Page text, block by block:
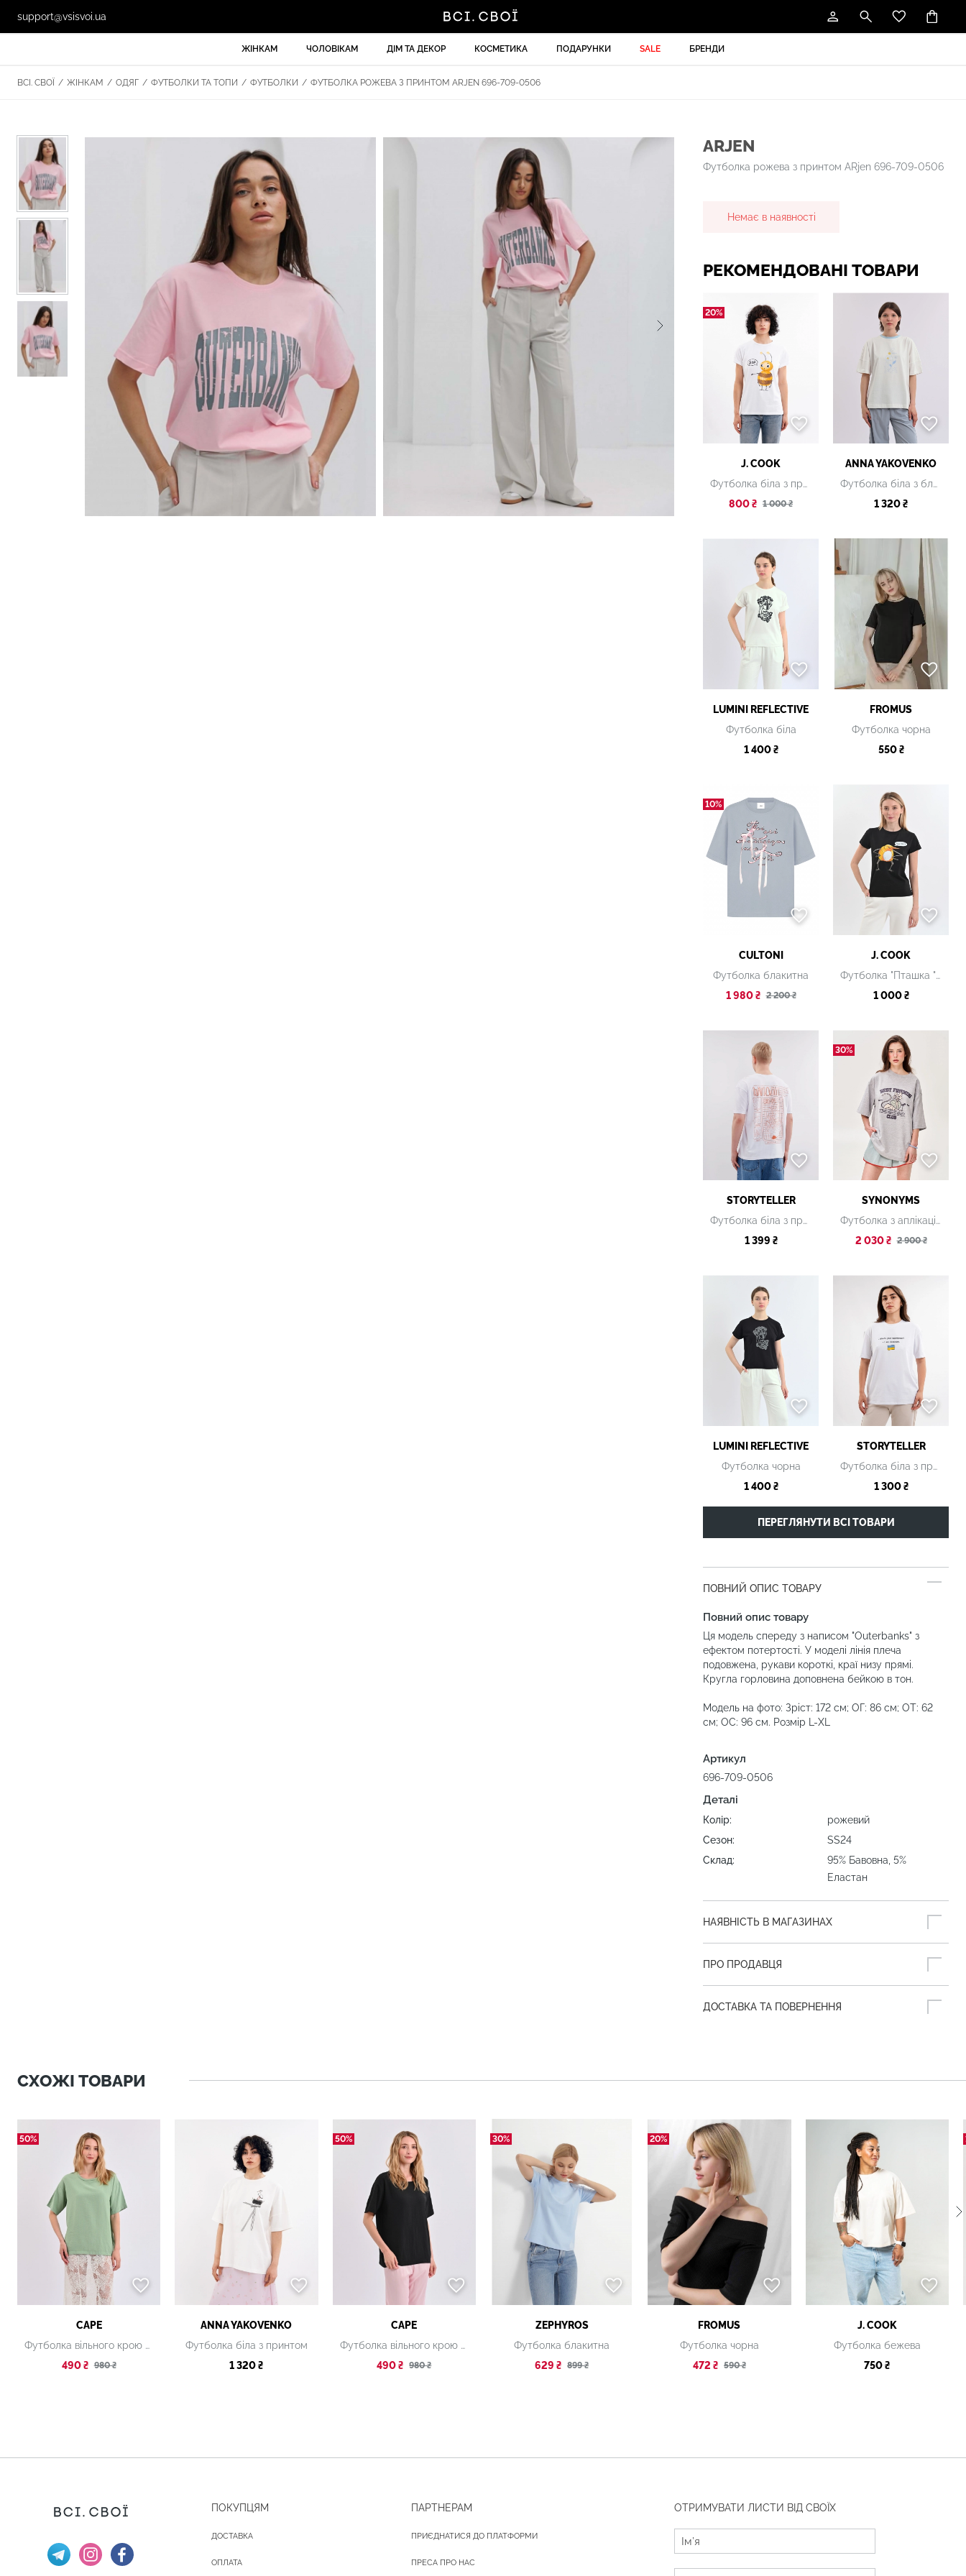
support@vsisvoi.ua
ЖІНКАМ ЧОЛОВІКАМ ДІМ ТА ДЕКОР КОСМЕТИКА ПОДАРУНКИ SALE БРЕНДИ
ВСІ. СВОЇ / ЖІНКАМ / ОДЯГ / ФУТБОЛКИ ТА ТОПИ / ФУТБОЛКИ / ФУТБОЛКА РОЖЕВА З ПРИНТОМ ARJEN 696-709-0506
ARJEN
Футболка рожева з принтом ARjen 696-709-0506
Немає в наявності
РЕКОМЕНДОВАНІ ТОВАРИ
20%
J. COOK
Футболка біла з принтом
800 ₴ 1 000 ₴
ANNA YAKOVENKO
Футболка біла з блакитним принтом
1 320 ₴
LUMINI REFLECTIVE
Футболка біла
1 400 ₴
FROMUS
Футболка чорна
550 ₴
10%
CULTONI
Футболка блакитна
1 980 ₴ 2 200 ₴
J. COOK
Футболка "Пташка "Нахіба" чорна
1 000 ₴
STORYTELLER
Футболка біла з принтом
1 399 ₴
30%
SYNONYMS
Футболка з аплікацією "Best Friend's Club" кіт тусовщик
2 030 ₴ 2 900 ₴
LUMINI REFLECTIVE
Футболка чорна
1 400 ₴
STORYTELLER
Футболка біла з принтом
1 300 ₴
ПЕРЕГЛЯНУТИ ВСІ ТОВАРИ
ПОВНИЙ ОПИС ТОВАРУ
Повний опис товару
Ця модель спереду з написом "Outerbanks" з
ефектом потертості. У моделі лінія плеча
подовжена, рукави короткі, краї низу прямі.
Кругла горловина доповнена бейкою в тон.
Модель на фото: Зріст: 172 см; ОГ: 86 см; ОТ: 62
см; ОС: 96 см. Розмір L-XL
Артикул
696-709-0506
Деталі
Колір:
рожевий
Сезон:
SS24
Склад:
95% Бавовна, 5%
Еластан
НАЯВНІСТЬ В МАГАЗИНАХ
ПРО ПРОДАВЦЯ
ДОСТАВКА ТА ПОВЕРНЕННЯ
СХОЖІ ТОВАРИ
50%
CAPE
Футболка вільного крою темно-зелена
490 ₴ 980 ₴
ANNA YAKOVENKO
Футболка біла з принтом
1 320 ₴
50%
CAPE
Футболка вільного крою чорна
490 ₴ 980 ₴
30%
ZEPHYROS
Футболка блакитна
629 ₴ 899 ₴
20%
FROMUS
Футболка чорна
472 ₴ 590 ₴
J. COOK
Футболка бежева
750 ₴
ПОКУПЦЯМ
ДОСТАВКА
ОПЛАТА
ПАРТНЕРАМ
ПРИЄДНАТИСЯ ДО ПЛАТФОРМИ
ПРЕСА ПРО НАС
ОТРИМУВАТИ ЛИСТИ ВІД СВОЇХ